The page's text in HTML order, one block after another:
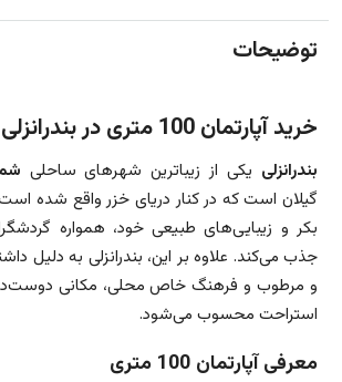
توضیحات
خرید آپارتمان 100 متری در بندرانزلی
بندرانزلی یکی از زیباترین شهرهای ساحلی
گیلان است که در کنار دریای خزر واقع شده
بکر و زیبایی‌های طبیعی خود، همواره
جذب می‌کند. علاوه بر این، بندرانزلی به دلیل
و مرطوب و فرهنگ خاص محلی، مکانی
استراحت محسوب می‌شود.
معرفی آپارتمان 100 متری